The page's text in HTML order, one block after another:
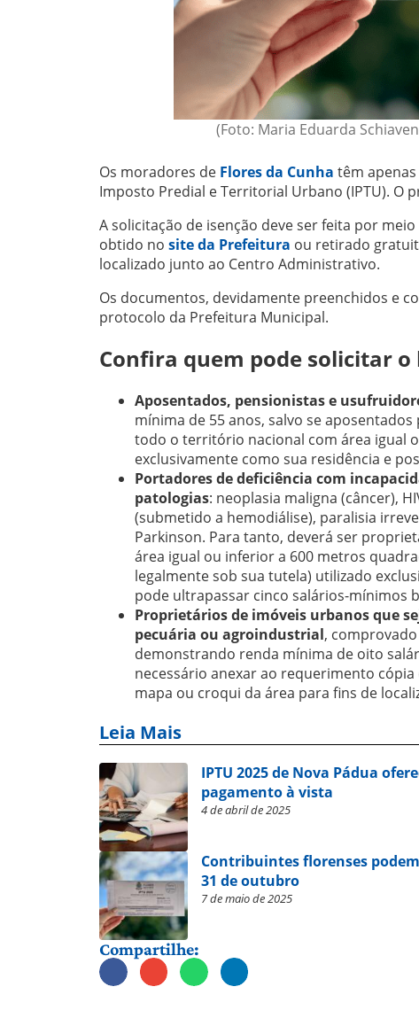
(Foto: Maria Eduarda
Os moradores de Flores da Cunha têm
Imposto Predial e Territorial Urbano (IPTU). O
A solicitação de isenção deve ser feita por
obtido no site da Prefeitura ou retirado
localizado junto ao Centro Administrativo.
Os documentos, devidamente preenchidos e
protocolo da Prefeitura Municipal.
Confira quem pode solicitar o
Aposentados, pensionistas e
mínima de 55 anos, salvo se
todo o território nacional com área igual
exclusivamente como sua residência e
Portadores de deficiência com
patologias: neoplasia maligna (câncer),
(submetido a hemodiálise), paralisia
Parkinson. Para tanto, deverá ser
área igual ou inferior a 600 metros
legalmente sob sua tutela) utilizado
pode ultrapassar cinco salários-mínimos
Proprietários de imóveis urbanos que
pecuária ou agroindustrial,
demonstrando renda mínima de oito
necessário anexar ao requerimento
mapa ou croqui da área para fins de
Leia Mais
IPTU 2025 de Nova Pádua
pagamento à vista
4 de abril de 2025
Contribuintes florenses
31 de outubro
7 de maio de 2025
Compartilhe: